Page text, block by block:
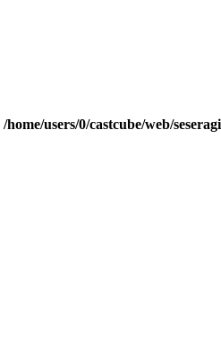
/home/users/0/castcube/web/